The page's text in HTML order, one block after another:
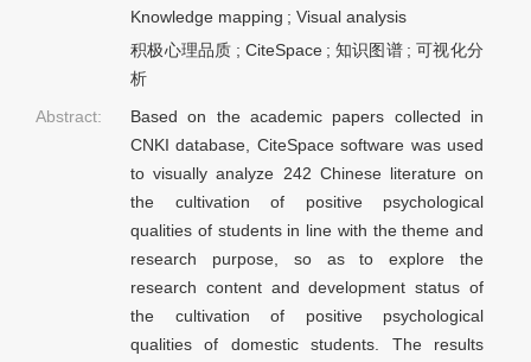
Knowledge mapping ; Visual analysis
积极心理品质 ; CiteSpace ; 知识图谱 ;可视化分
析
Abstract:
Based on the academic papers collected in
CNKI database, CiteSpace software was used
to visually analyze 242 Chinese literature on
the cultivation of positive psychological
qualities of students in line with the theme and
research purpose, so as to explore the
research content and development status of
the cultivation of positive psychological
qualities of domestic students. The results